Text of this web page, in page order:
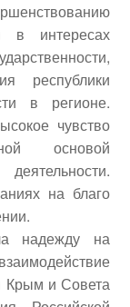
в интересах
республики
в регионе.
чувство
основой
на благо
надежду на
Крым и Совета